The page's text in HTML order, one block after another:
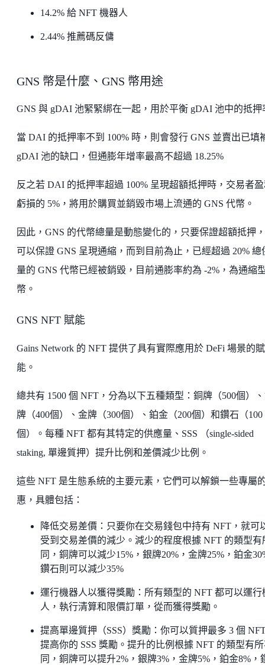
14.2% 給 NFT 機器人
2.44% 推薦碼反傭
GNS 幣是什麼、GNS 幣用途
GNS 與 gDAI 池緊緊綁在一起，用於平衡 gDAI 池中的抵押
當 DAI 的抵押率不到 100% 時，則會發行 GNS 並賣出已填
gDAI 池的缺口，但通膨年增率最高不超過 18.25%
反之若 DAI 的抵押率超過 100% 呈現超額抵押時，交易者
虧損的 5%，將用於購買並銷毀市場上流通的 GNS 代幣。
因此，GNS 的代幣總量是動態變化的，只要保證超額抵押
可以保證 GNS 呈現通縮，而到目前為止，已經超過 20% 總
量的 GNS 代幣已經被銷毀，目前通膨率約為 -2%，為通縮
幣。
GNS NFT 賦能
Gains Network 的 NFT 提供了具有實際應用於 DeFi 場景的賦
能。
總共有 1500 個 NFT，分為以下五種類型：銅牌（500個）
牌（400個）、金牌（300個）、鉑金（200個）和鑽石（100
個）。每種 NFT 都有其特定的供應量、SSS （single-sided
staking, 單邊質押）提升比例和差價減少比例。
這些 NFT 是生態系統的主要元素，它們可以解鎖一些專屬
惠，具體包括：
降低交易差價：只要你在交易錢包中持有 NFT，就可
受到交易差價的減少。減少的程度根據 NFT 的類型有
同，銅牌可以減少15%，銀牌20%，金牌25%，鉑金
鑽石則可以減少35%
運行機器人以獲得獎勵：所有類型的 NFT 都可以運行
人，執行清算和限價訂單，從而獲得獎勵。
提高單邊質押（SSS）獎勵：你可以質押最多 3 個
提高你的 SSS 獎勵。提升的比例根據 NFT 的類型有
同，銅牌可以提升2%，銀牌3%，金牌5%，鉑金8%，